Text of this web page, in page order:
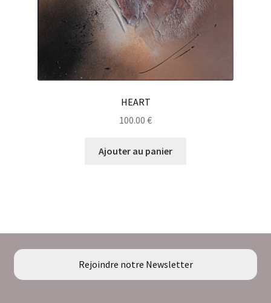
HEART
100.00 €
Ajouter au panier
Rejoindre notre Newsletter